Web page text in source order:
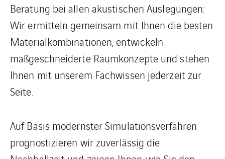
Beratung bei allen akustischen Auslegungen:
Wir ermitteln gemeinsam mit Ihnen die besten
Materialkombinationen, entwickeln
maßgeschneiderte Raumkonzepte und stehen
Ihnen mit unserem Fachwissen jederzeit zur
Seite.
Auf Basis modernster Simulationsverfahren
prognostizieren wir zuverlässig die